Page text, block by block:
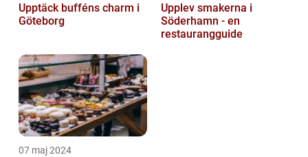
Upptäck bufféns charm i
Göteborg
Upplev smakerna i
Söderhamn - en
restaurangguide
07 maj 2024